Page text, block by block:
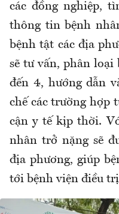
các đồng nghiệp,
thông tin bệnh
bệnh tật các địa
sẽ tư vấn, phân loại
đến 4, hướng dẫn
chế các trường hợp
cận y tế kịp thời.
nhân trở nặng sẽ
địa phương, giúp
tới bệnh viện điều